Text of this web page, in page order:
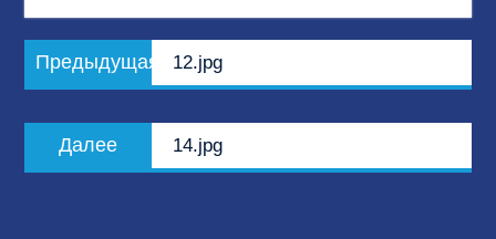
Навигация
по
Предыдущая
запись:
12.jpg
Далее
запись:
14.jpg